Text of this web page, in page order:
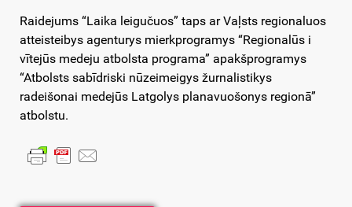
Raidejums “Laika leigučuos” taps ar Vaļsts regionaluos
atteisteibys agenturys mierkprogramys “Regionalūs i
vītejūs medeju atbolsta programa” apakšprogramys
“Atbolsts sabīdriski nūzeimeigys žurnalistikys
radeišonai medejūs Latgolys planavuošonys regionā”
atbolstu.